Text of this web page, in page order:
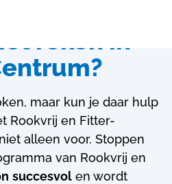
roken in
maar kun je daar hulp
Rookvrij en Fitter-
alleen voor. Stoppen
van Rookvrij en
succesvol en wordt